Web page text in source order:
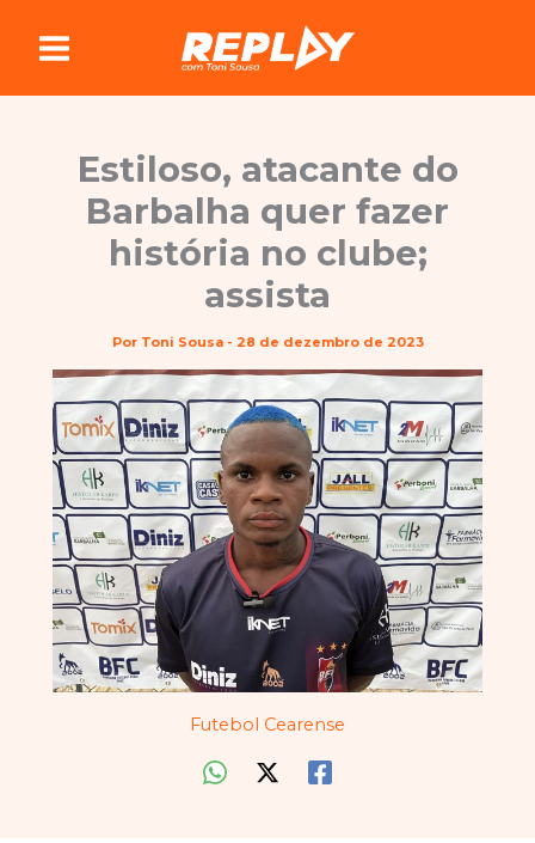
conteúdo
Estiloso, atacante do
Barbalha quer fazer
história no clube;
assista
Por Toni Sousa - 28 de dezembro de 2023
Futebol Cearense